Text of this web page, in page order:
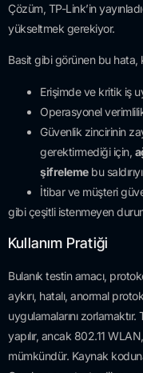
Çözüm, TP-Link’in
yükseltmek gerekiyor.
Basit gibi görünen bu hata,
Erişimde ve kritik iş
Operasyonel
Güvenlik zincirinin
gerektirmediği için,
şifrelemebu
İtibar ve müşteri
gibi çeşitli istenmeyen
Kullanım Pratiği
Bulanık testin amacı,
aykırı, hatalı, anormal
uygulamalarını
yapılır, ancak 802.11
mümkündür. Kaynak